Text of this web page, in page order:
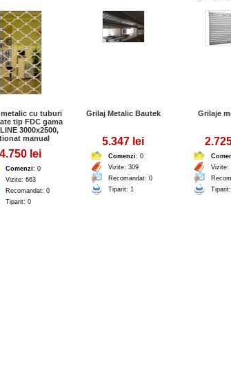
cu tuburi
tip FDC gama
3000x2500,
manual
4.750 lei
Comenzi: 0
Vizite: 663
Recomandat: 0
Tiparit: 0
Grilaj Metalic Bautek
5.347 lei
Comenzi: 0
Vizite: 309
Recomandat: 0
Tiparit: 1
Grilaje
Vizite: